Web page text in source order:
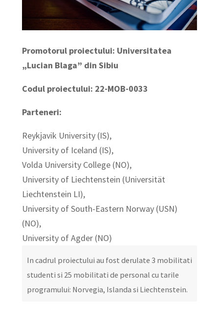
Promotorul proiectului: Universitatea
„Lucian Blaga” din Sibiu
Codul proiectului: 22-MOB-0033
Parteneri:
Reykjavik University (IS),
University of Iceland (IS),
Volda University College (NO),
University of Liechtenstein (Universität
Liechtenstein LI),
University of South-Eastern Norway (USN)
(NO),
University of Agder (NO)
In cadrul proiectului au fost derulate 3 mobilitati
studenti si 25 mobilitati de personal cu tarile
programului: Norvegia, Islanda si Liechtenstein.